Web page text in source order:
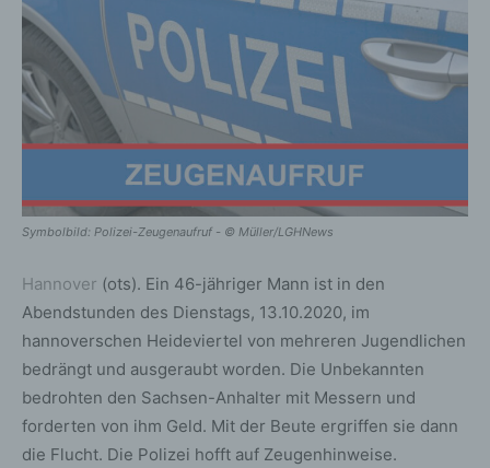
Symbolbild: Polizei-Zeugenaufruf - © Müller/LGHNews
Hannover (ots). Ein 46-jähriger Mann ist in den
Abendstunden des Dienstags, 13.10.2020, im
hannoverschen Heideviertel von mehreren Jugendlichen
bedrängt und ausgeraubt worden. Die Unbekannten
bedrohten den Sachsen-Anhalter mit Messern und
forderten von ihm Geld. Mit der Beute ergriffen sie dann
die Flucht. Die Polizei hofft auf Zeugenhinweise.